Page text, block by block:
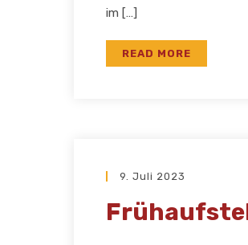
im […]
READ MORE
9. Juli 2023